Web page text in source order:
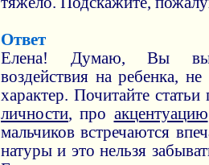
Ответ
Елена! Думаю, Вы
воздействия на ребенка,
характер. Почитайте
личности, про акцентуацию
мальчиков встречаются
натуры и это нельзя